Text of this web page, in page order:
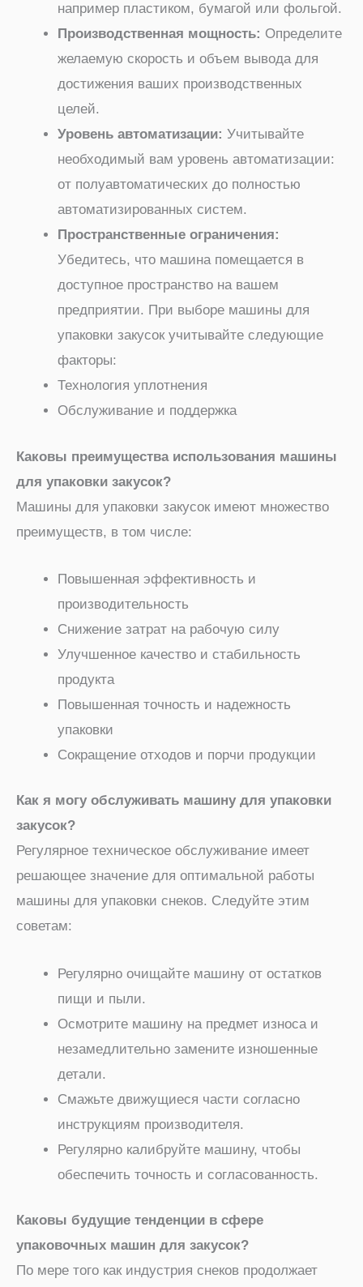
например пластиком, бумагой или фольгой.
Производственная мощность: Определите
желаемую скорость и объем вывода для
достижения ваших производственных
целей.
Уровень автоматизации: Учитывайте
необходимый вам уровень автоматизации:
от полуавтоматических до полностью
автоматизированных систем.
Пространственные ограничения:
Убедитесь, что машина помещается в
доступное пространство на вашем
предприятии. При выборе машины для
упаковки закусок учитывайте следующие
факторы:
Технология уплотнения
Обслуживание и поддержка
Каковы преимущества использования машины
для упаковки закусок?
Машины для упаковки закусок имеют множество
преимуществ, в том числе:
Повышенная эффективность и
производительность
Снижение затрат на рабочую силу
Улучшенное качество и стабильность
продукта
Повышенная точность и надежность
упаковки
Сокращение отходов и порчи продукции
Как я могу обслуживать машину для упаковки
закусок?
Регулярное техническое обслуживание имеет
решающее значение для оптимальной работы
машины для упаковки снеков. Следуйте этим
советам:
Регулярно очищайте машину от остатков
пищи и пыли.
Осмотрите машину на предмет износа и
незамедлительно замените изношенные
детали.
Смажьте движущиеся части согласно
инструкциям производителя.
Регулярно калибруйте машину, чтобы
обеспечить точность и согласованность.
Каковы будущие тенденции в сфере
упаковочных машин для закусок?
По мере того как индустрия снеков продолжает